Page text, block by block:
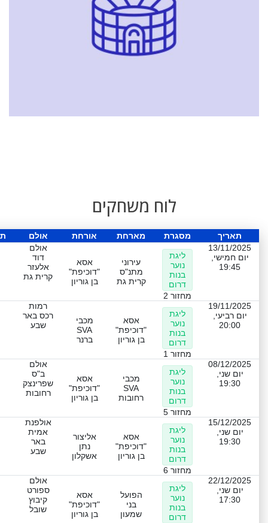
לוח משחקים
תאריך מסגרת מארחת אורחת אולם
13/11/2025
יום חמישי,
19:45
ליגת
נוער
בנות
דרום
מחזור 2
עירוני
מתנ"ס
קרית גת
אסא
"דוכיפת"
בן גוריון
אולם
דוד
אלעזר
קרית גת
19/11/2025
יום רביעי,
20:00
ליגת
נוער
בנות
דרום
מחזור 1
אסא
"דוכיפת"
בן גוריון
מכבי
SVA
ברנר
רמות
רכס באר
שבע
08/12/2025
יום שני,
19:30
ליגת
נוער
בנות
דרום
מחזור 5
מכבי
SVA
רחובות
אסא
"דוכיפת"
בן גוריון
אולם
ב"ס
שפרינצק
רחובות
15/12/2025
יום שני,
19:30
ליגת
נוער
בנות
דרום
מחזור 6
אסא
"דוכיפת"
בן גוריון
אליצור
נתן
אשקלון
אולפנת
אמית
באר
שבע
22/12/2025
יום שני,
17:30
ליגת
נוער
בנות
דרום
הפועל
בני
שמעון
אסא
"דוכיפת"
בן גוריון
אולם
ספורט
קיבוץ
שובל